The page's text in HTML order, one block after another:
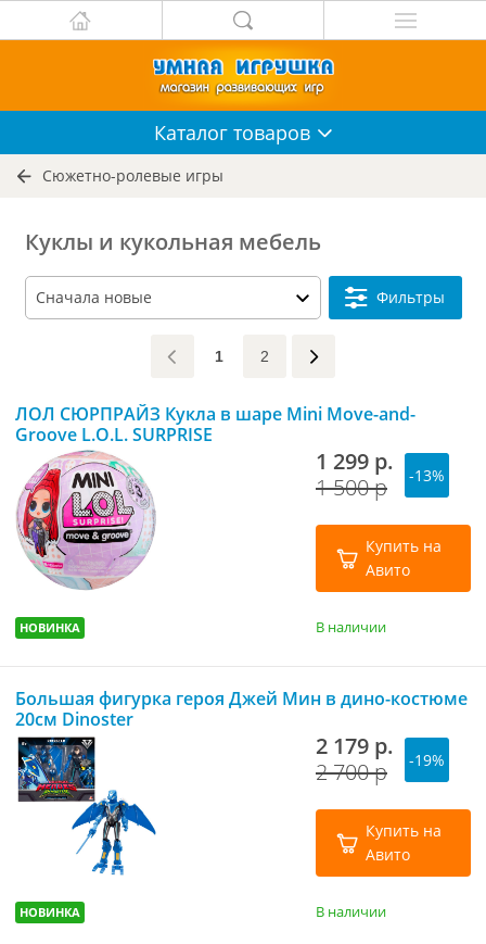
Каталог товаров
Сюжетно-ролевые игры
Куклы и кукольная мебель
Фильтры
1 2
НОВИНКА
ЛОЛ СЮРПРАЙЗ Кукла в шаре Mini Move-and-
Groove L.O.L. SURPRISE
1 299 р.
1 500 р
-13%
Купить на
Авито
В наличии
НОВИНКА
Большая фигурка героя Джей Мин в дино-костюме
20см Dinoster
2 179 р.
2 700 р
-19%
Купить на
Авито
В наличии